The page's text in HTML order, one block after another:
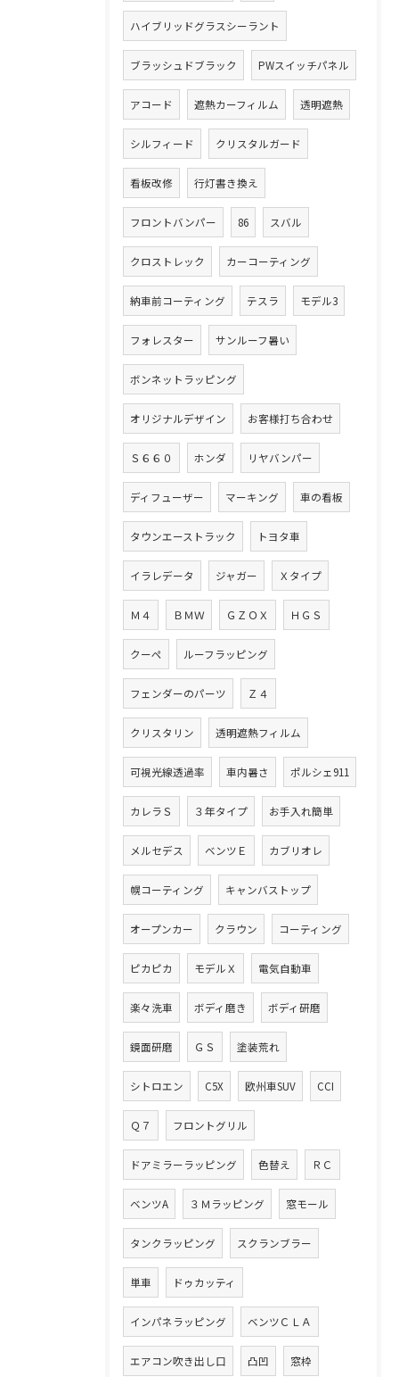
ハイブリッドグラスシーラント
ブラッシュドブラック PWスイッチパネル
アコード 遮熱カーフィルム 透明遮熱
シルフィード クリスタルガード
看板改修 行灯書き換え
フロントバンパー 86 スバル
クロストレック カーコーティング
納車前コーティング テスラ モデル3
フォレスター サンルーフ暑い
ボンネットラッピング
オリジナルデザイン お客様打ち合わせ
Ｓ６６０ ホンダ リヤバンパー
ディフューザー マーキング 車の看板
タウンエーストラック トヨタ車
イラレデータ ジャガー Ｘタイプ
Ｍ４ ＢＭＷ ＧＺＯＸ ＨＧＳ
クーペ ルーフラッピング
フェンダーのパーツ Ｚ４
クリスタリン 透明遮熱フィルム
可視光線透過率 車内暑さ ポルシェ911
カレラＳ ３年タイプ お手入れ簡単
メルセデス ベンツＥ カブリオレ
幌コーティング キャンバストップ
オープンカー クラウン コーティング
ピカピカ モデルＸ 電気自動車
楽々洗車 ボディ磨き ボディ研磨
鏡面研磨 ＧＳ 塗装荒れ
シトロエン C5X 欧州車SUV CCI
Ｑ７ フロントグリル
ドアミラーラッピング 色替え ＲＣ
ベンツA ３Ｍラッピング 窓モール
タンクラッピング スクランブラー
単車 ドゥカッティ
インパネラッピング ベンツＣＬＡ
エアコン吹き出し口 凸凹 窓枠